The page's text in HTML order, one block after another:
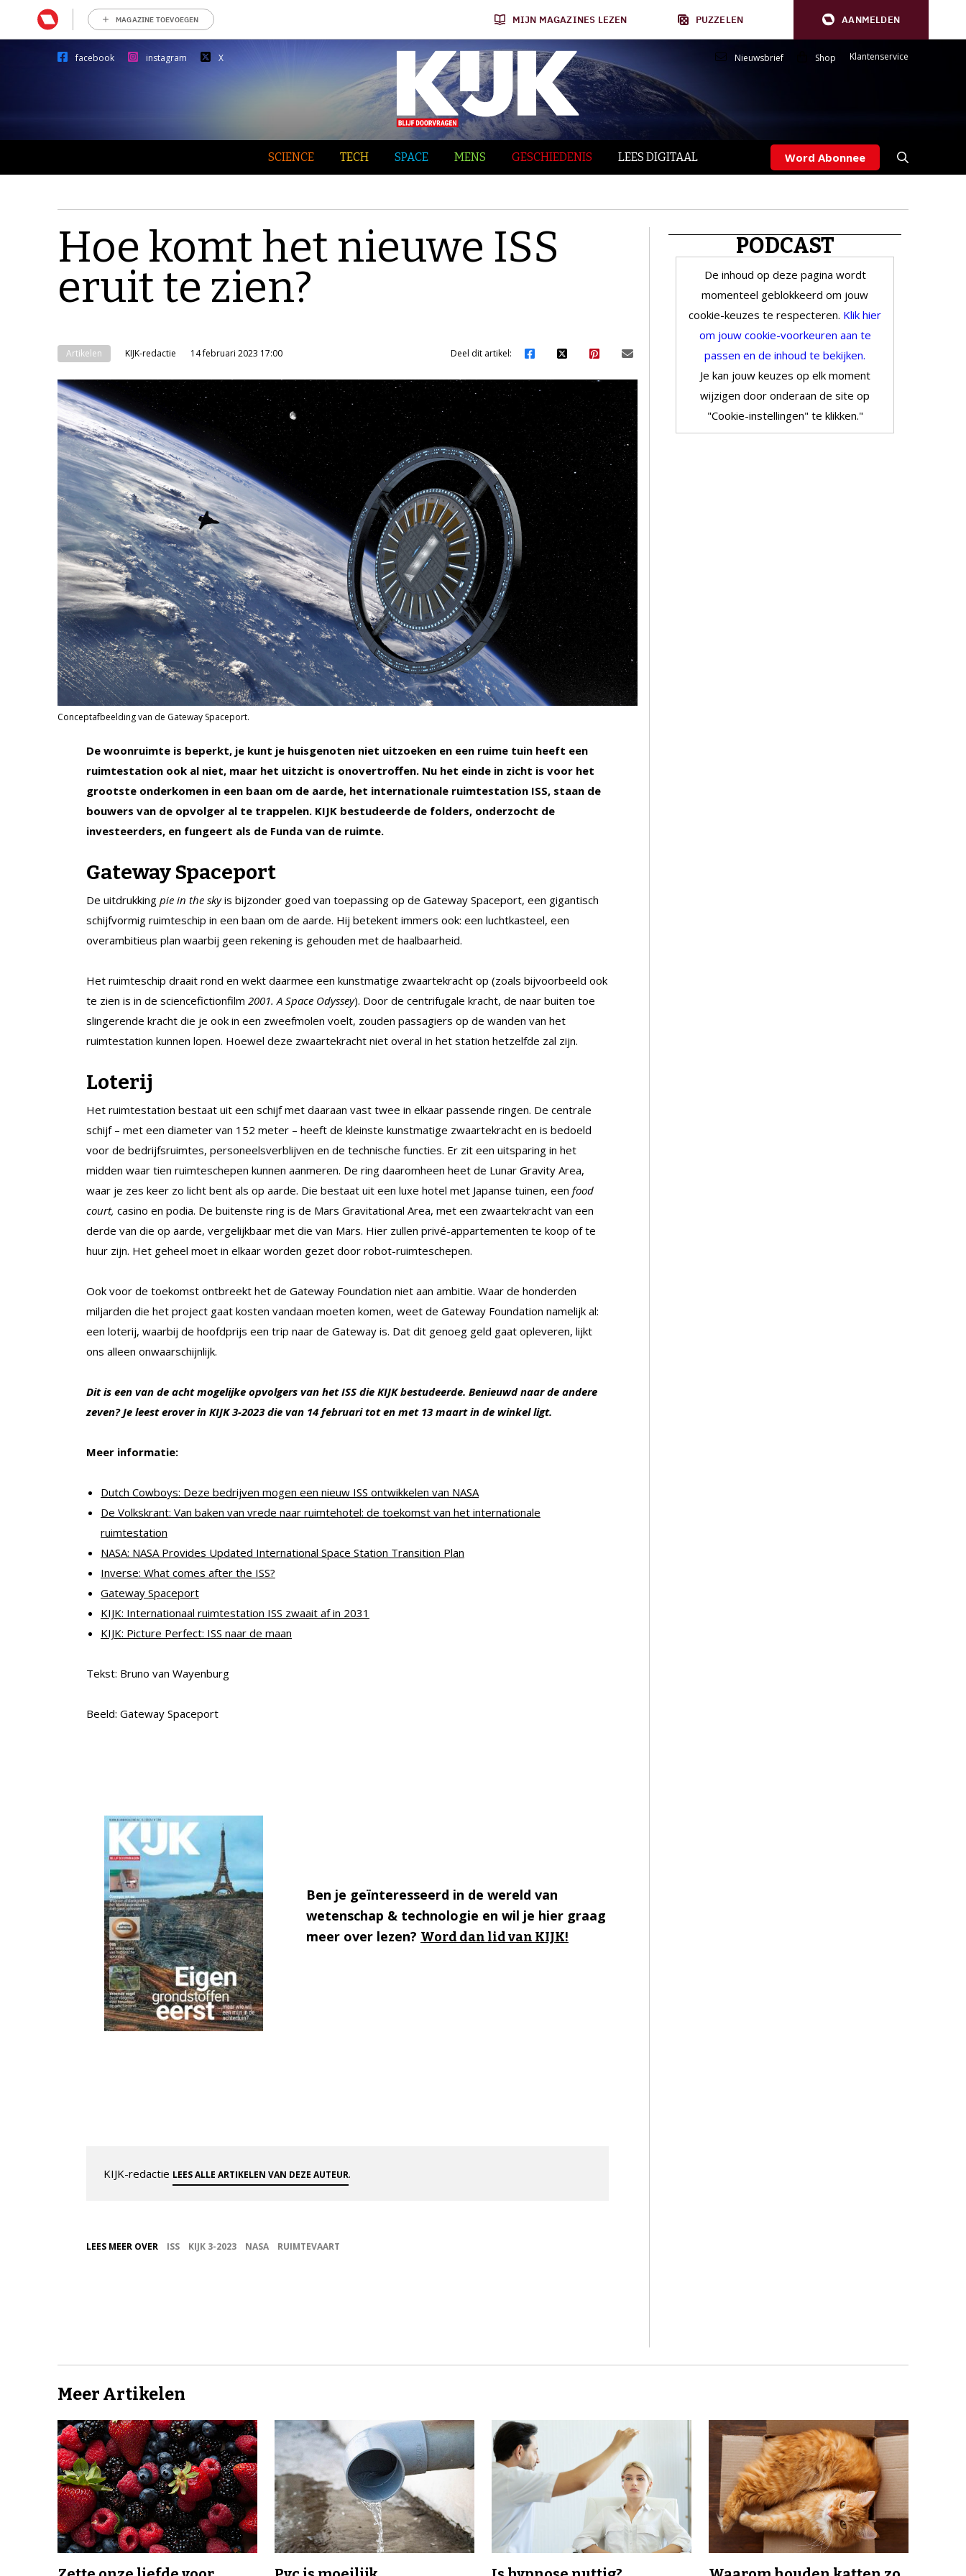
MAGAZINE TOEVOEGEN MIJN MAGAZINES LEZEN PUZZELEN AANMELDEN
facebook instagram X Nieuwsbrief Shop Klantenservice
SCIENCE TECH SPACE MENS GESCHIEDENIS LEES DIGITAAL Word Abonnee
Hoe komt het nieuwe ISS
eruit te zien?
Artikelen KIJK-redactie 14 februari 2023 17:00 Deel dit artikel:
Conceptafbeelding van de Gateway Spaceport.
De woonruimte is beperkt, je kunt je huisgenoten niet uitzoeken en een ruime tuin heeft een
ruimtestation ook al niet, maar het uitzicht is onovertroffen. Nu het einde in zicht is voor het
grootste onderkomen in een baan om de aarde, het internationale ruimtestation ISS, staan de
bouwers van de opvolger al te trappelen. KIJK bestudeerde de folders, onderzocht de
investeerders, en fungeert als de Funda van de ruimte.
Gateway Spaceport
De uitdrukking pie in the skyis bijzonder goed van toepassing op de Gateway Spaceport, een gigantisch
schijfvormig ruimteschip in een baan om de aarde. Hij betekent immers ook: een luchtkasteel, een
overambitieus plan waarbij geen rekening is gehouden met de haalbaarheid.
Het ruimteschip draait rond en wekt daarmee een kunstmatige zwaartekracht op (zoals bijvoorbeeld ook
te zien is in de sciencefictionfilm 2001. A Space Odyssey). Door de centrifugale kracht, de naar buiten toe
slingerende kracht die je ook in een zweefmolen voelt, zouden passagiers op de wanden van het
ruimtestation kunnen lopen. Hoewel deze zwaartekracht niet overal in het station hetzelfde zal zijn.
Loterij
Het ruimtestation bestaat uit een schijf met daaraan vast twee in elkaar passende ringen. De centrale
schijf – met een diameter van 152 meter – heeft de kleinste kunstmatige zwaartekracht en is bedoeld
voor de bedrijfsruimtes, personeelsverblijven en de technische functies. Er zit een uitsparing in het
midden waar tien ruimteschepen kunnen aanmeren. De ring daaromheen heet de Lunar Gravity Area,
waar je zes keer zo licht bent als op aarde. Die bestaat uit een luxe hotel met Japanse tuinen, een food
court, casino en podia. De buitenste ring is de Mars Gravitational Area, met een zwaartekracht van een
derde van die op aarde, vergelijkbaar met die van Mars. Hier zullen privé-appartementen te koop of te
huur zijn. Het geheel moet in elkaar worden gezet door robot-ruimteschepen.
Ook voor de toekomst ontbreekt het de Gateway Foundation niet aan ambitie. Waar de honderden
miljarden die het project gaat kosten vandaan moeten komen, weet de Gateway Foundation namelijk al:
een loterij, waarbij de hoofdprijs een trip naar de Gateway is. Dat dit genoeg geld gaat opleveren, lijkt
ons alleen onwaarschijnlijk.
Dit is een van de acht mogelijke opvolgers van het ISS die KIJK bestudeerde. Benieuwd naar de andere
zeven? Je leest erover in KIJK 3-2023 die van 14 februari tot en met 13 maart in de winkel ligt.
Meer informatie:
Dutch Cowboys: ​Deze bedrijven mogen een nieuw ISS ontwikkelen van NASA
De Volkskrant: Van baken van vrede naar ruimtehotel: de toekomst van het internationale
ruimtestation
NASA: NASA Provides Updated International Space Station Transition Plan
Inverse: What comes after the ISS?
Gateway Spaceport
KIJK: Internationaal ruimtestation ISS zwaait af in 2031
KIJK: Picture Perfect: ISS naar de maan
Tekst: Bruno van Wayenburg
Beeld: Gateway Spaceport
Ben je geïnteresseerd in de wereld van
wetenschap & technologie en wil je hier graag
meer over lezen? Word dan lid van KIJK!
KIJK-redactie LEES ALLE ARTIKELEN VAN DEZE AUTEUR.
LEES MEER OVER ISS KIJK 3-2023 NASA RUIMTEVAART
PODCAST
De inhoud op deze pagina wordt
momenteel geblokkeerd om jouw
cookie-keuzes te respecteren. Klik hier
om jouw cookie-voorkeuren aan te
passen en de inhoud te bekijken.
Je kan jouw keuzes op elk moment
wijzigen door onderaan de site op
"Cookie-instellingen" te klikken."
Meer Artikelen